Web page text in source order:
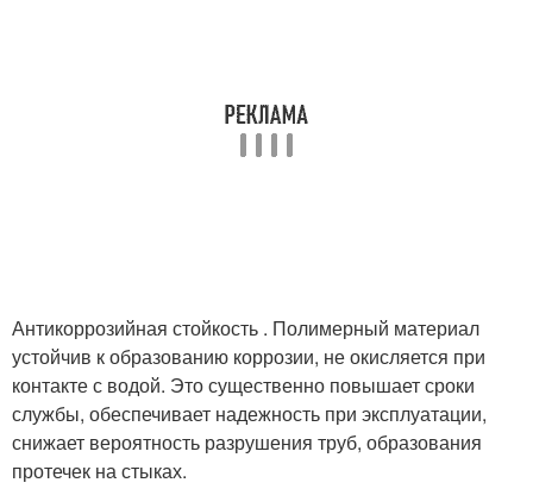
Антикоррозийная стойкость . Полимерный материал
устойчив к образованию коррозии, не окисляется при
контакте с водой. Это существенно повышает сроки
службы, обеспечивает надежность при эксплуатации,
снижает вероятность разрушения труб, образования
протечек на стыках.